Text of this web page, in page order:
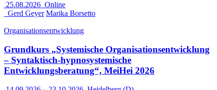
25.08.2026 Online
Gerd Geyer Marika Borsetto
Organisationsentwicklung
Grundkurs „Systemische Organisationsentwicklung
– Syntaktisch-hypnosystemische
Entwicklungsberatung“, MeiHei 2026